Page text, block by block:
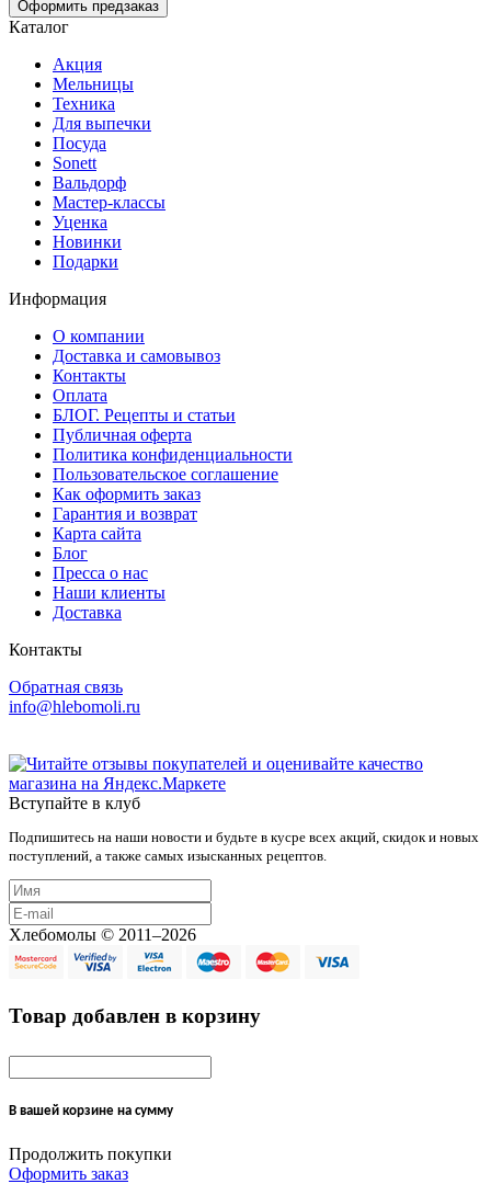
Оформить предзаказ
Каталог
Акция
Мельницы
Техника
Для выпечки
Посуда
Sonett
Вальдорф
Мастер-классы
Уценка
Новинки
Подарки
Информация
О компании
Доставка и самовывоз
Контакты
Оплата
БЛОГ. Рецепты и статьи
Публичная оферта
Политика конфиденциальности
Пользовательское соглашение
Как оформить заказ
Гарантия и возврат
Карта сайта
Блог
Пресса о нас
Наши клиенты
Доставка
Контакты
Обратная связь
info@hlebomoli.ru
Вступайте в клуб
Подпишитесь на наши новости и будьте в кусре всех акций, скидок и новых
поступлений, а также самых изысканных рецептов.
Хлебомолы © 2011–2026
Товар добавлен в корзину
В вашей корзине на сумму
Продолжить покупки
Оформить заказ